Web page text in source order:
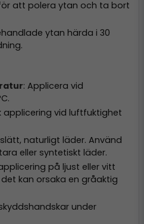
att polera ytan och ta bort
ytan härda i 30
: Applicera vid
applicering vid luftfuktighet
naturligt läder. Använd
eller syntetiskt läder.
på ljust eller vitt
kan orsaka en gråaktig
under